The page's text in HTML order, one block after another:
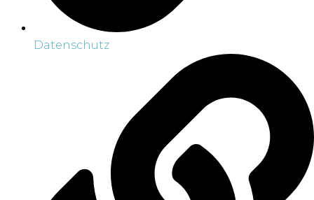
Datenschutz